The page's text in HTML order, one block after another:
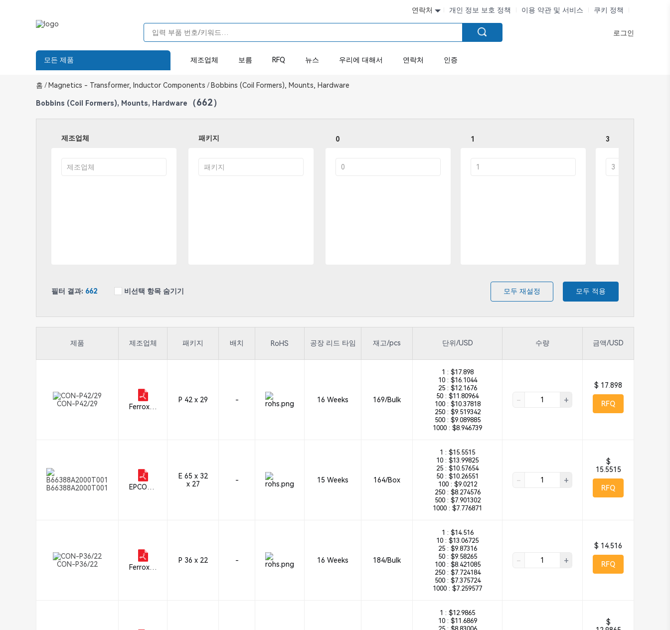
연락처 개인 정보 보호 정책 이용 약관 및 서비스 쿠키 정책
로그인
모든 제품 제조업체 보름 RFQ 뉴스 우리에 대해서 연락처 인증
홈 / Magnetics - Transformer, Inductor Components /Bobbins (Coil Formers), Mounts, Hardware
Bobbins (Coil Formers), Mounts, Hardware （662）
제조업체 패키지 0 1 3
필터 결과: 662 비선택 항목 숨기기 모두 재설정 모두 적용
제품 제조업체 패키지 배치 RoHS 공장 리드 타임 재고/pcs 단위/USD 수량 금액/USD
CON-P42/29
Ferroxcu
P 42 x 29 - 16 Weeks 169/Bulk
1 : $17.898
10 : $16.1044
25 : $12.1676
50 : $11.80964
100 : $10.37818
250 : $9.519342
500 : $9.089885
1000 : $8.946739
- +
$ 17.898
RFQ
B66388A2000T001
EPCOS -
E 65 x 32
x 27
- 15 Weeks 164/Box
1 : $15.5515
10 : $13.99825
25 : $10.57654
50 : $10.26551
100 : $9.0212
250 : $8.274576
500 : $7.901302
1000 : $7.776871
- +
$
15.5515
RFQ
CON-P36/22
Ferroxcu
P 36 x 22 - 16 Weeks 184/Bulk
1 : $14.516
10 : $13.06725
25 : $9.87316
50 : $9.58265
100 : $8.421085
250 : $7.724184
500 : $7.375724
1000 : $7.259577
- +
$ 14.516
RFQ
1 : $12.9865
10 : $11.6869
$